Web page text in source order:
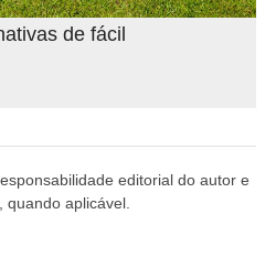
de fácil
editorial do autor e
aplicável.